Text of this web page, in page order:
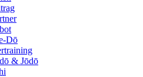
Dō
& Jōdō